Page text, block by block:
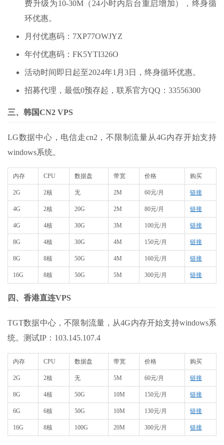
费升级为10-30M（24小时内后台重启增加），终身循
环优惠。
月付优惠码：7XP77OWJYZ
年付优惠码：FK5YTI326O
活动时间即日起至2024年1月3日，终身循环优惠。
招募代理，最低0预存起，联系官方QQ：33556300
三、韩国CN2 VPS
LG数据中心，电信走cn2，不限制流量从4G内存开始支持
windows系统。
内存 CPU 数据盘 带宽 价格 购买
2G 2核 无 2M 60元/月 链接
4G 2核 20G 2M 80元/月 链接
4G 4核 30G 3M 100元/月 链接
8G 4核 30G 4M 150元/月 链接
8G 8核 50G 4M 160元/月 链接
16G 8核 50G 5M 300元/月 链接
四、香港直连VPS
TGT数据中心，不限制流量，从4G内存开始支持windows系
统。测试IP：103.145.107.4
内存 CPU 数据盘 带宽 价格 购买
2G 2核 无 5M 60元/月 链接
8G 4核 50G 10M 150元/月 链接
6G 6核 50G 10M 130元/月 链接
16G 8核 100G 20M 300元/月 链接